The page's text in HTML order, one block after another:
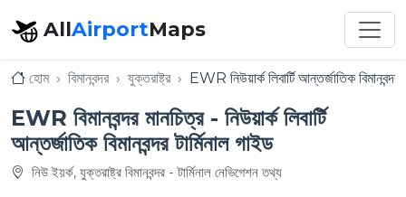
AllAirportMaps
হোম বিমানবন্দর যুক্তরাষ্ট্র EWR নিউয়ার্ক লিবার্টি আন্তর্জাতিক বিমানবন্দর
EWR বিমানবন্দর মানচিত্র - নিউয়ার্ক লিবার্টি
আন্তর্জাতিক বিমানবন্দর টার্মিনাল গাইড
নিউ ইয়র্ক, যুক্তরাষ্ট্র বিমানবন্দর - টার্মিনাল নেভিগেশন তথ্য